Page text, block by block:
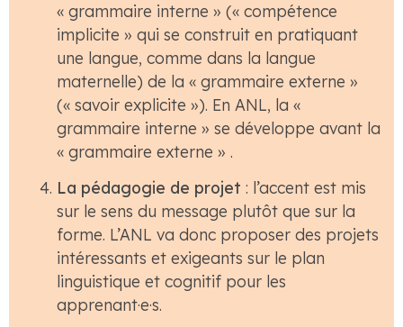
« grammaire interne » (« compétence
implicite » qui se construit en pratiquant
une langue, comme dans la langue
maternelle) de la « grammaire externe »
(« savoir explicite »). En ANL, la «
grammaire interne » se développe avant la
« grammaire externe » .
La pédagogie de projet : l’accent est mis
sur le sens du message plutôt que sur la
forme. L’ANL va donc proposer des projets
intéressants et exigeants sur le plan
linguistique et cognitif pour les
apprenant·e·s.